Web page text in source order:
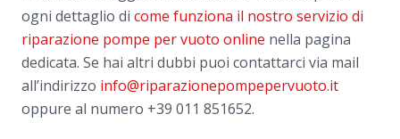
ogni dettaglio di come funziona il nostro servizio di
riparazione pompe per vuoto online nella pagina
dedicata. Se hai altri dubbi puoi contattarci via mail
all’indirizzo info@riparazionepompepervuoto.it
oppure al numero +39 011 851652.